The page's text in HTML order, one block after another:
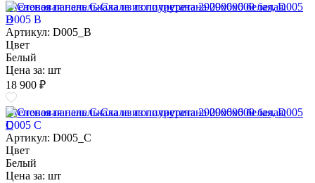
Стеновая панель Скала из полиуретана 2900х600 белая, D005
B
Артикул: D005_B
Цвет
Белый
Цена за: шт
18 900 ₽
Стеновая панель Скала из полиуретана 2900х600 белая, D005
C
Артикул: D005_C
Цвет
Белый
Цена за: шт